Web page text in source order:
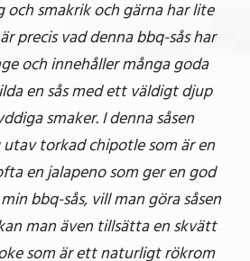
och smakrik och gärna har lite
precis vad denna bbq-sås har
och innehåller många goda
en sås med ett väldigt djup
smaker. I denna såsen
torkad chipotle som är en
en jalapeno som ger en god
bbq-sås, vill man göra såsen
man även tillsätta en skvätt
som är ett naturligt rökrom